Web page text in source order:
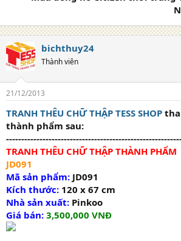
bichthuy24
Thành viên
21/12/2013
TRANH THÊU CHỮ THẬP TESS SHOP
thành phẩm sau:
TRANH THÊU CHỮ THẬP THÀNH PHẨM
JD091
Mã sản phẩm: JD091
Kích thước: 120 x 67 cm
Nhà sản xuất: Pinkoo
Giá bán: 3,500,000 VNĐ